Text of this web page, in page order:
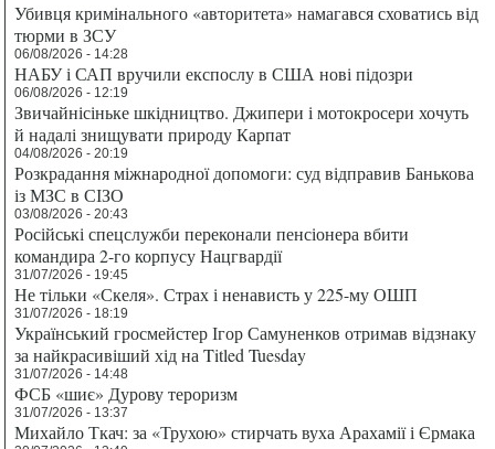
Убивця кримінального «авторитета» намагався сховатись від
тюрми в ЗСУ
06/08/2026 - 14:28
НАБУ і САП вручили експослу в США нові підозри
06/08/2026 - 12:19
Звичайнісіньке шкідництво. Джипери і мотокросери хочуть
й надалі знищувати природу Карпат
04/08/2026 - 20:19
Розкрадання міжнародної допомоги: суд відправив Банькова
із МЗС в СІЗО
03/08/2026 - 20:43
Російські спецслужби переконали пенсіонера вбити
командира 2-го корпусу Нацгвардії
31/07/2026 - 19:45
Не тільки «Скеля». Страх і ненависть у 225-му ОШП
31/07/2026 - 18:19
Український гросмейстер Ігор Самуненков отримав відзнаку
за найкрасивіший хід на Titled Tuesday
31/07/2026 - 14:48
ФСБ «шиє» Дурову тероризм
31/07/2026 - 13:37
Михайло Ткач: за «Трухою» стирчать вуха Арахамії і Єрмака